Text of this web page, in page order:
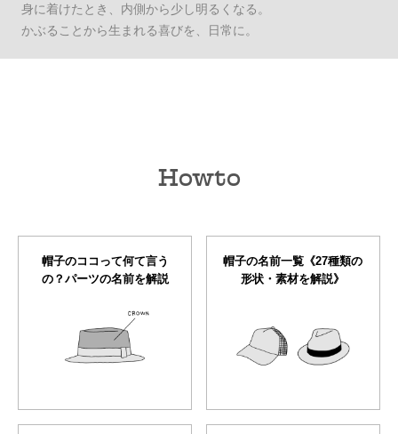
身に着けたとき、内側から少し明るくなる。
かぶることから生まれる喜びを、日常に。
Howto
帽子のココって何て言う
の？パーツの名前を解説
帽子の名前一覧《27種類の
形状・素材を解説》